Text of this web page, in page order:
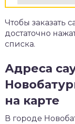
Чтобы заказать
достаточно
списка.
Адреса
на карте
В городе